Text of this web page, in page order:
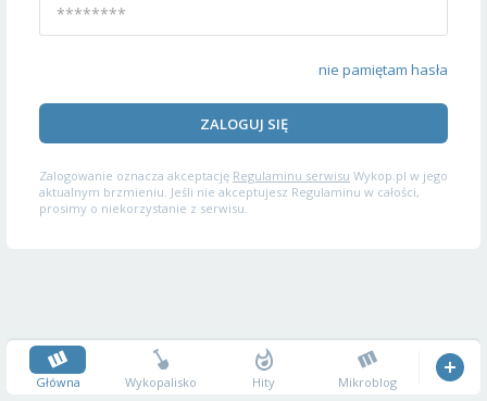
nie pamiętam hasła
ZALOGUJ SIĘ
Zalogowanie oznacza akceptację Regulaminu serwisu Wykop.pl w jego
aktualnym brzmieniu. Jeśli nie akceptujesz Regulaminu w całości,
prosimy o niekorzystanie z serwisu.
Główna Wykopalisko Hity Mikroblog